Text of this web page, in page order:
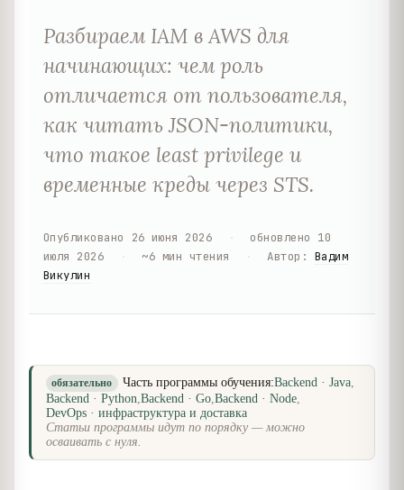
Разбираем IAM в AWS для
начинающих: чем роль
отличается от пользователя,
как читать JSON-политики,
что такое least privilege и
временные креды через STS.
Опубликовано 26 июня 2026 обновлено 10
июля 2026
~6 мин чтения Автор : Вадим
Викулин
обязательно Часть программы обучения:Backend · Java,
Backend · Python,Backend · Go,Backend · Node,
DevOps · инфраструктура и доставка
Статьи программы идут по порядку — можно
осваивать с нуля.